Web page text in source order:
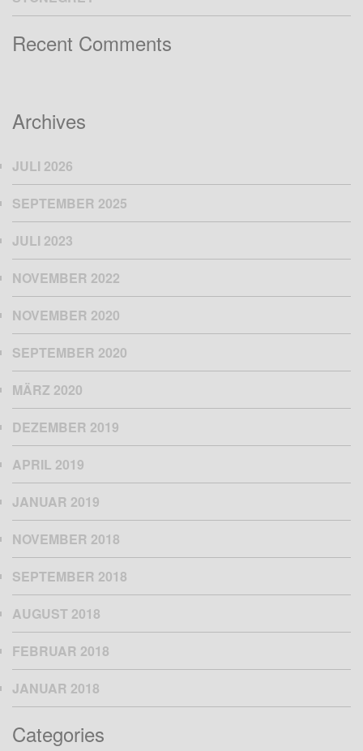
Recent Comments
Archives
JULI 2026
SEPTEMBER 2025
JULI 2023
NOVEMBER 2022
NOVEMBER 2020
SEPTEMBER 2020
MÄRZ 2020
DEZEMBER 2019
APRIL 2019
JANUAR 2019
NOVEMBER 2018
SEPTEMBER 2018
AUGUST 2018
FEBRUAR 2018
JANUAR 2018
Categories